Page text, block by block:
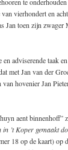
te
vierhondert en
toen zijn
adviserende taak
met Jan van der
hovenier Jan
aent binnenhoff”
’t Koper gemaakt
18 op de kaart) op